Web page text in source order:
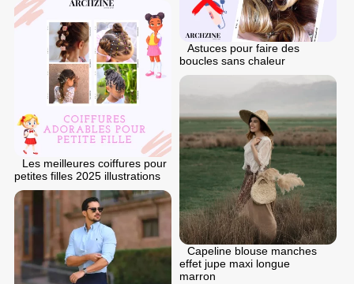
Astuces pour faire des
boucles sans chaleur
Les meilleures coiffures pour
petites filles 2025 illustrations
Capeline blouse manches
effet jupe maxi longue
marron